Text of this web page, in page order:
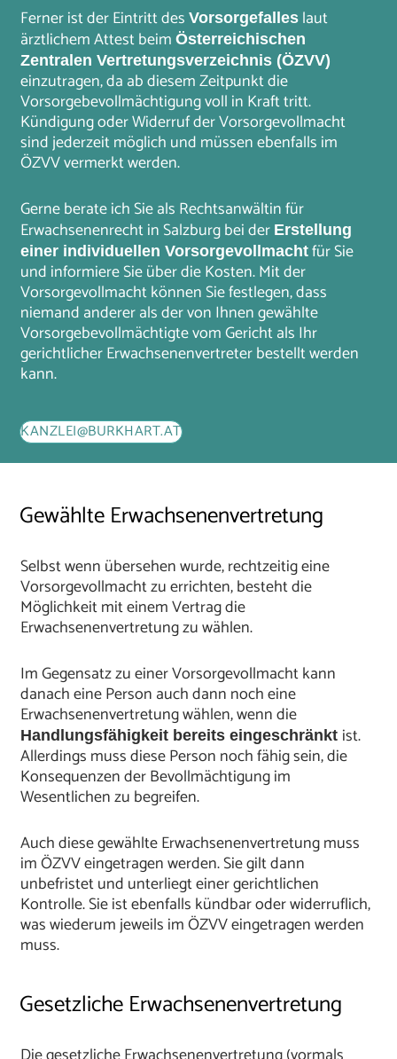
Ferner ist der Eintritt desVorsorgefalles laut
ärztlichem Attest beimÖsterreichischen
Zentralen Vertretungsverzeichnis (ÖZVV)
einzutragen, da ab diesem Zeitpunkt die
Vorsorgebevollmächtigung voll in Kraft tritt.
Kündigung oder Widerruf der Vorsorgevollmacht
sind jederzeit möglich und müssen ebenfalls im
ÖZVV vermerkt werden.
Gerne berate ich Sie als Rechtsanwältin für
Erwachsenenrecht in Salzburg bei der Erstellung
einer individuellen Vorsorgevollmacht für Sie
und informiere Sie über die Kosten. Mit der
Vorsorgevollmacht können Sie festlegen, dass
niemand anderer als der von Ihnen gewählte
Vorsorgebevollmächtigte vom Gericht als Ihr
gerichtlicher Erwachsenenvertreter bestellt werden
kann.
KANZLEI@BURKHART.AT
Gewählte Erwachsenenvertretung
Selbst wenn übersehen wurde, rechtzeitig eine
Vorsorgevollmacht zu errichten, besteht die
Möglichkeit mit einem Vertrag die
Erwachsenenvertretung zu wählen.
Im Gegensatz zu einer Vorsorgevollmacht kann
danach eine Person auch dann noch eine
Erwachsenenvertretung wählen, wenn die
Handlungsfähigkeit bereits eingeschränkt ist.
Allerdings muss diese Person noch fähig sein, die
Konsequenzen der Bevollmächtigung im
Wesentlichen zu begreifen.
Auch diese gewählte Erwachsenenvertretung muss
im ÖZVV eingetragen werden. Sie gilt dann
unbefristet und unterliegt einer gerichtlichen
Kontrolle. Sie ist ebenfalls kündbar oder widerruflich,
was wiederum jeweils im ÖZVV eingetragen werden
muss.
Gesetzliche Erwachsenenvertretung